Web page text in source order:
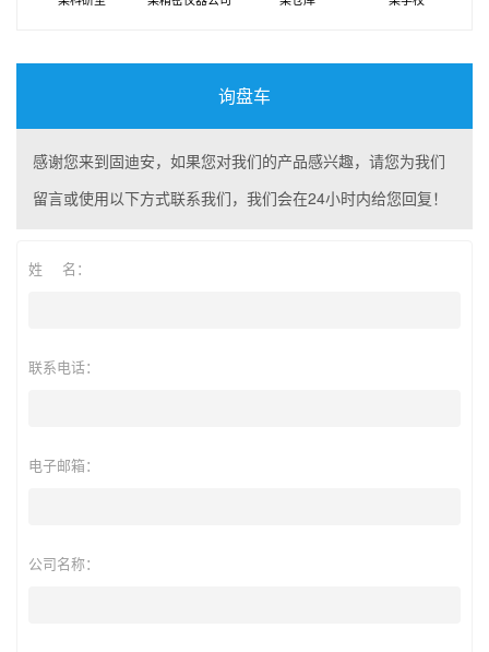
询盘车
感谢您来到固迪安，如果您对我们的产品感兴趣，请您为我们
留言或使用以下方式联系我们，我们会在24小时内给您回复！
姓 名：
联系电话：
电子邮箱：
公司名称：